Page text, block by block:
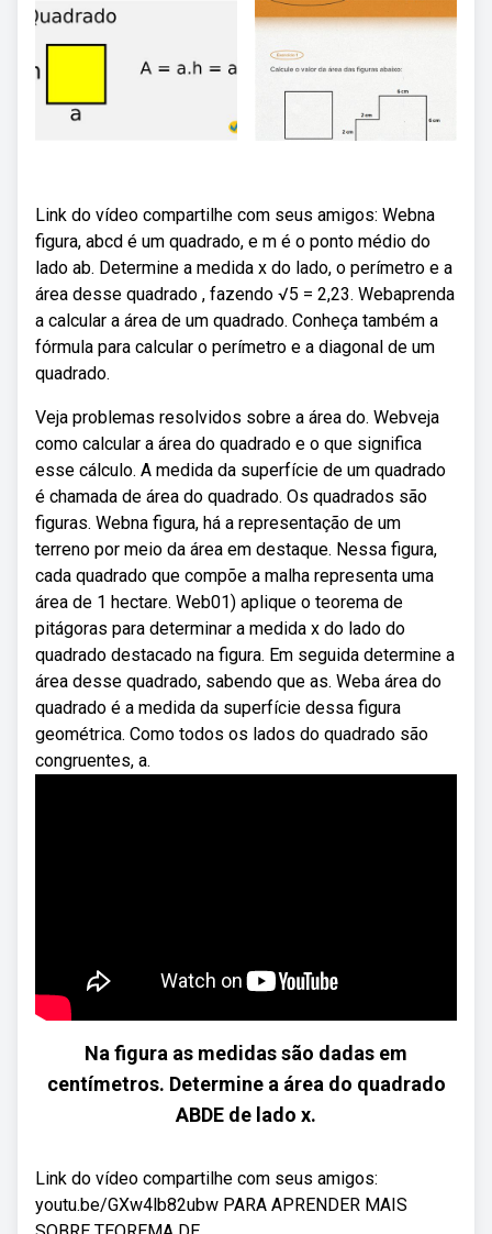
Link do vídeo compartilhe com seus amigos: Webna
figura, abcd é um quadrado, e m é o ponto médio do
lado ab. Determine a medida x do lado, o perímetro e a
área desse quadrado , fazendo √5 = 2,23. Webaprenda
a calcular a área de um quadrado. Conheça também a
fórmula para calcular o perímetro e a diagonal de um
quadrado.
Veja problemas resolvidos sobre a área do. Webveja
como calcular a área do quadrado e o que significa
esse cálculo. A medida da superfície de um quadrado
é chamada de área do quadrado. Os quadrados são
figuras. Webna figura, há a representação de um
terreno por meio da área em destaque. Nessa figura,
cada quadrado que compõe a malha representa uma
área de 1 hectare. Web01) aplique o teorema de
pitágoras para determinar a medida x do lado do
quadrado destacado na figura. Em seguida determine a
área desse quadrado, sabendo que as. Weba área do
quadrado é a medida da superfície dessa figura
geométrica. Como todos os lados do quadrado são
congruentes, a.
Na figura as medidas são dadas em
centímetros. Determine a área do quadrado
ABDE de lado x.
Link do vídeo compartilhe com seus amigos:
youtu.be/GXw4lb82ubw PARA APRENDER MAIS